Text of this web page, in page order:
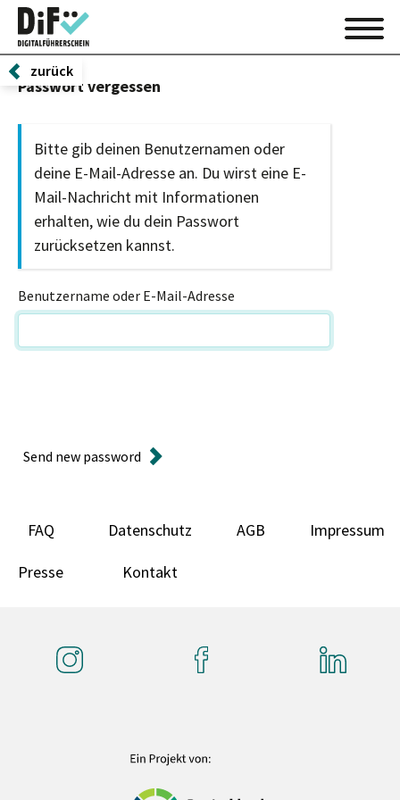
zurück
Passwort vergessen
Bitte gib deinen Benutzernamen oder
deine E-Mail-Adresse an. Du wirst eine E-
Mail-Nachricht mit Informationen
erhalten, wie du dein Passwort
zurücksetzen kannst.
Benutzername oder E-Mail-Adresse
Send new password
FAQ Datenschutz AGB Impressum
Presse Kontakt